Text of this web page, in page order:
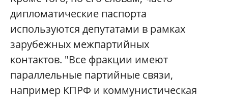
дипломатические паспорта
используются депутатами в рамках
зарубежных межпартийных
контактов. "Все фракции имеют
параллельные партийные связи,
например КПРФ и коммунистическая